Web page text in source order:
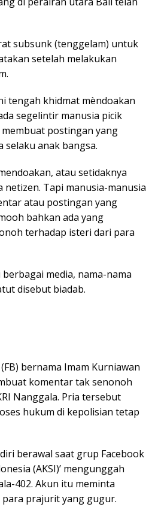
subsunk (tenggelam) untuk
setelah melakukan
tengah khidmat mèndoakan
segelintir manusia picik
postingan yang
anak bangsa.
atau setidaknya
netizen. Tapi manusia-manusia
atau postingan yang
bahkan ada yang
terhadap isteri dari para
media, nama-nama
disebut biadab.
bernama Imam Kurniawan
komentar tak senonoh
Nanggala. Pria tersebut
hukum di kepolisian tetap
berawal saat grup Facebook
(AKSI)’ mengunggah
402. Akun itu meminta
prajurit yang gugur.